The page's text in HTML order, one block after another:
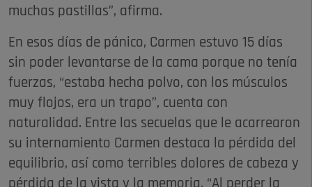
muchas pastillas”, afirma.
En esos días de pánico, Carmen estuvo 15 días
sin poder levantarse de la cama porque no tenía
fuerzas, “estaba hecha polvo, con los músculos
muy flojos, era un trapo”, cuenta con
naturalidad. Entre las secuelas que le acarrearon
su internamiento Carmen destaca la pérdida del
equilibrio, así como terribles dolores de cabeza y
pérdida de la vista y la memoria. “Al perder la